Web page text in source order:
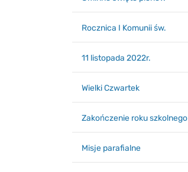
Rocznica I Komunii św.
11 listopada 2022r.
Wielki Czwartek
Zakończenie roku szkolnego
Misje parafialne